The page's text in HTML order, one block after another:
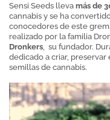
Sensi Seeds lleva más de
cannabis y se ha
conocedores de este
realizado por la familia
Dronkers , su fundador.
dedicado a criar,
semillas de cannabis.